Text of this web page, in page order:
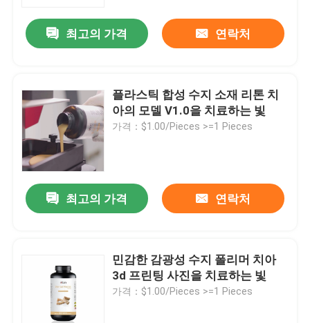
최고의 가격 연락처
플라스틱 합성 수지 소재 리톤 치
아의 모델 V1.0을 치료하는 빛
가격：$1.00/Pieces >=1 Pieces
최고의 가격 연락처
민감한 감광성 수지 폴리머 치아
3d 프린팅 사진을 치료하는 빛
가격：$1.00/Pieces >=1 Pieces